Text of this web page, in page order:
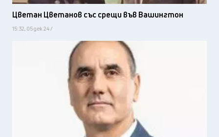
Цветан Цветанов със срещи във Вашингтон
15:32, 05 дек 24 /